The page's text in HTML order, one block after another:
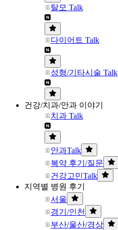
탈모 Talk
다이어트 Talk
성형/기타시술 Talk
건강/치과/안과 이야기
치과 Talk
안과Talk
복약 후기/질문
건강고민Talk
지역별 병원 후기
서울
경기/인천
부산/울산/경상